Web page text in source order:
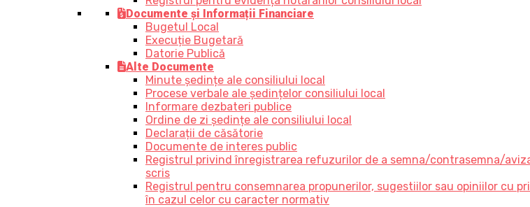
Documente și Informații Financiare
Bugetul Local
Execuție Bugetară
Datorie Publică
Alte Documente
Minute ședințe ale consiliului local
Procese verbale ale ședințelor consiliului local
Informare dezbateri publice
Ordine de zi ședințe ale consiliului local
Declarații de căsătorie
Documente de interes public
Registrul privind înregistrarea refuzurilor de a semna/contrasemna/
scris
Registrul pentru consemnarea propunerilor, sugestiilor sau opiniilor cu
în cazul celor cu caracter normativ